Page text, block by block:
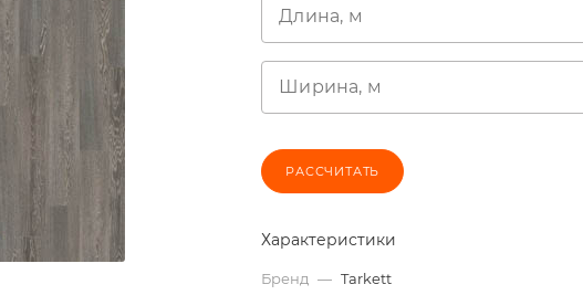
Длина, м
Ширина, м
РАССЧИТАТЬ
Характеристики
Бренд — Tarkett